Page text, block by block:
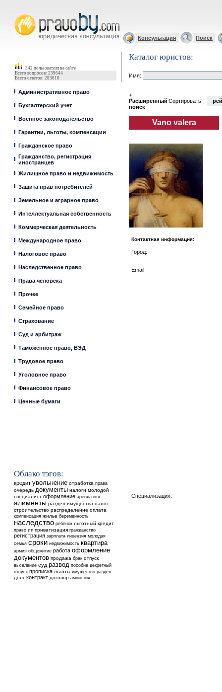
Консультация Поиск
342 пользователя на сайте
Всего вопросов: 239644
Всего ответов: 283610
Административное право
Бухгалтерский учет
Военное законодательство
Гарантии, льготы, компенсации
Гражданское право
Гражданство, регистрация
иностранцев
Жилищное право и недвижимость
Защита прав потребителей
Земельное и аграрное право
Интеллектуальная собственность
Коммерческая деятельность
Международное право
Налоговое право
Наследственное право
Права человека
Прочее
Семейное право
Страхование
Суд и арбитраж
Таможенное право, ВЭД
Трудовое право
Уголовное право
Финансовое право
Ценные бумаги
Облако тэгов:
кредит увольнение отработка права
очередь документы налоги молодой
специалист оформление аренда иск
алименты раздел имущества налог
строительство распределение оплата
компенсация жилье беременность
наследство ребенок льготный кредит
право ип приватизация гражданство
регистрация зарплата лицензия молодая
семья сроки недвижимость квартира
армия общежитие работа оформление
документов продажа брак отпуск
выселение суд развод пособие декретный
отпуск прописка льготы имущество раздел
долг контракт договор амнистия
Каталог юристов:
Имя:
+
Расширенный
поиск
Сортировать:
Vano valera
Контактная информация:
Город:
Email:
Специализация: